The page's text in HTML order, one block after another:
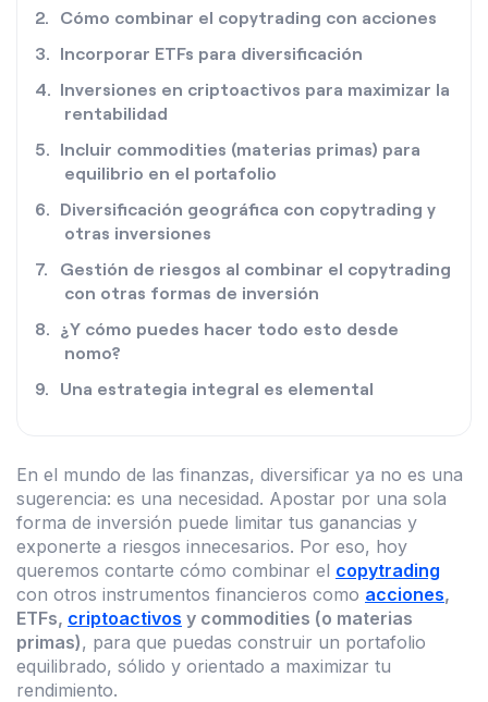
Cómo combinar el copytrading con acciones
Incorporar ETFs para diversificación
Inversiones en criptoactivos para maximizar la
rentabilidad
Incluir commodities (materias primas) para
equilibrio en el portafolio
Diversificación geográfica con copytrading y
otras inversiones
Gestión de riesgos al combinar el copytrading
con otras formas de inversión
¿Y cómo puedes hacer todo esto desde
nomo?
Una estrategia integral es elemental
En el mundo de las finanzas, diversificar ya no es una
sugerencia: es una necesidad. Apostar por una sola
forma de inversión puede limitar tus ganancias y
exponerte a riesgos innecesarios. Por eso, hoy
queremos contarte cómo combinar el copytrading
con otros instrumentos financieros como acciones,
ETFs, criptoactivos y commodities (o materias
primas), para que puedas construir un portafolio
equilibrado, sólido y orientado a maximizar tu
rendimiento.